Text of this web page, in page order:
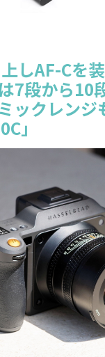
しAF-Cを
7段から10
ックレンジ
」